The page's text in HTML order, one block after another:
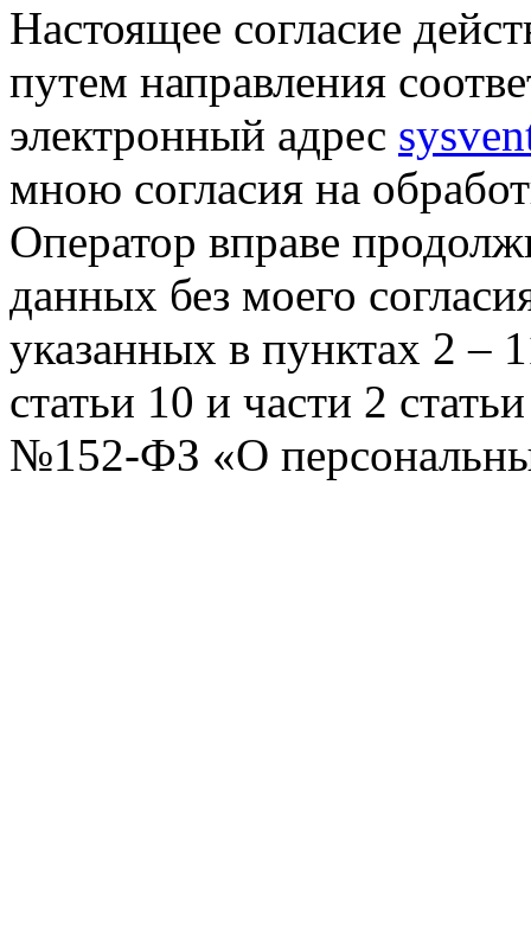
Настоящее согласие
путем направления
электронный адрес
мною согласия на
Оператор вправе
данных без моего
указанных в пунктах 2 –
статьи 10 и части 2
№152-ФЗ «О